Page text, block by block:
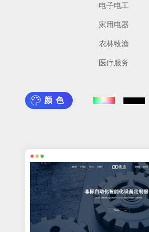
电子电工
家用电器
农林牧渔
医疗服务
颜色